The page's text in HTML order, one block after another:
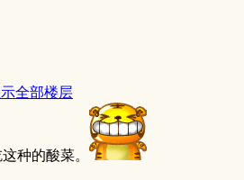
全部楼层
种的酸菜。